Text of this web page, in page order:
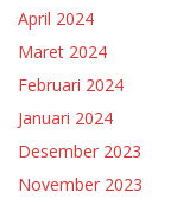
April 2024
Maret 2024
Februari 2024
Januari 2024
Desember 2023
November 2023